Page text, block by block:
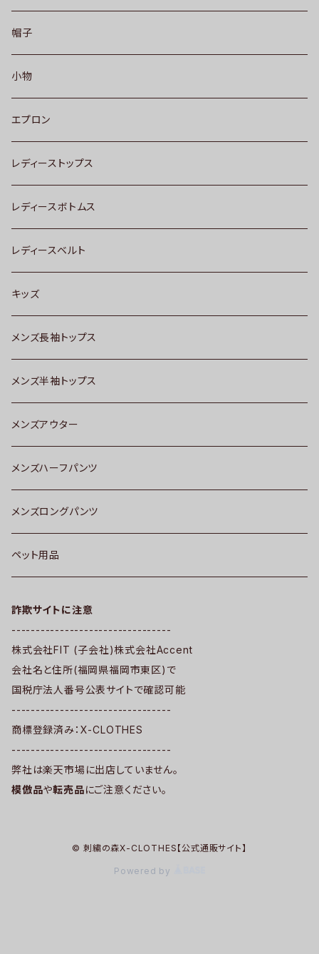
帽子
小物
エプロン
レディーストップス
レディースボトムス
レディースベルト
キッズ
メンズ長袖トップス
メンズ半袖トップス
メンズアウター
メンズハーフパンツ
メンズロングパンツ
ペット用品
詐欺サイトに注意
---------------------------------
株式会社FIT (子会社)株式会社Accent
会社名と住所(福岡県福岡市東区)で
国税庁法人番号公表サイトで確認可能
---------------------------------
商標登録済み：X-CLOTHES
---------------------------------
弊社は楽天市場に出店していません。
模倣品や転売品にご注意ください。
© 刺繍の森X-CLOTHES【公式通販サイト】
Powered by